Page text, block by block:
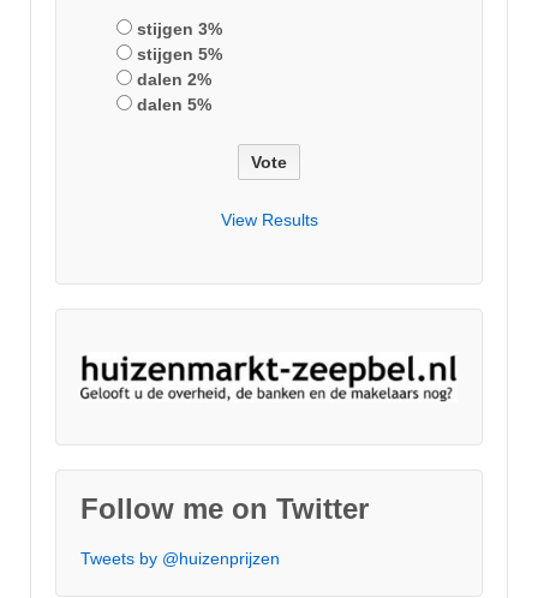
stijgen 3%
stijgen 5%
dalen 2%
dalen 5%
View Results
Follow me on Twitter
Tweets by @huizenprijzen